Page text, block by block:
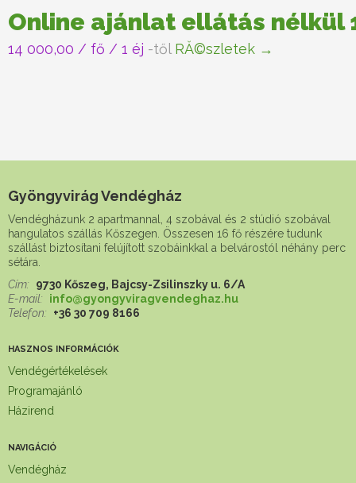
Online ajánlat ellátás nélkül
14 000,00 / fő / 1 éj -től RĂ©szletek →
Gyöngyvirág Vendégház
Vendégházunk 2 apartmannal, 4 szobával és 2 stúdió szobával
hangulatos szállás Kőszegen. Összesen 16 fő részére tudunk
szállást biztosítani felújított szobáinkkal a belvárostól néhány perc
sétára.
Cím:
9730 Kőszeg, Bajcsy-Zsilinszky u. 6/A
E-mail:
info@gyongyviragvendeghaz.hu
Telefon:
+36 30 709 8166
HASZNOS INFORMÁCIÓK
Vendégértékelések
Programajánló
Házirend
NAVIGÁCIÓ
Vendégház